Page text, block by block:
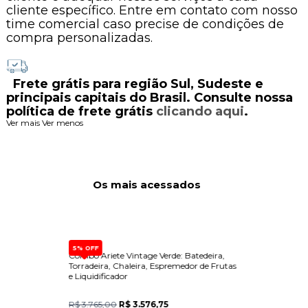
cliente específico. Entre em contato com nosso
time comercial caso precise de condições de
compra personalizadas.
Frete grátis para região Sul, Sudeste e
principais capitais do Brasil. Consulte nossa
política de frete grátis clicando aqui.
Ver mais Ver menos
Os mais acessados
5% OFF
Combo Ariete Vintage Verde: Batedeira,
Torradeira, Chaleira, Espremedor de Frutas
e Liquidificador
R$ 3.765,00 R$ 3.576,75